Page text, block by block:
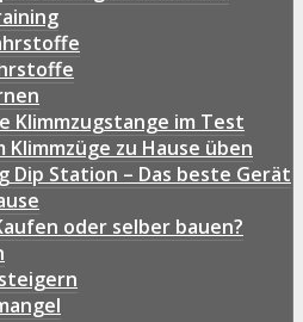
Klimmzugstange im Test
Klimmzüge zu Hause üben
Dip Station – Das beste Gerät
oder selber bauen?